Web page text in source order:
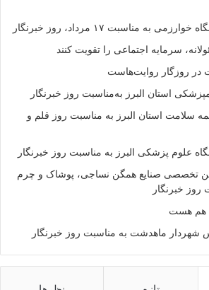
به مناسبت ۱۷ مرداد، روز خبرنگار
سرمایه اجتماعی را تقویت کنند
در روزگار روایت‌هاست
استان البرز به‌مناسبت روز خبرنگار
سلامت استان البرز به مناسبت روز قلم و
علوم پزشکی البرز به مناسبت روز خبرنگار
تخصصی صنایع همگن نساجی، پوشاک و چرم
روز خبرنگار
هم هست
شهردار ماهدشت به مناسبت روز خبرنگار